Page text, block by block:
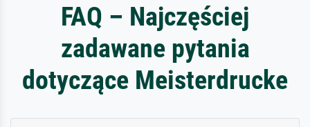
FAQ – Najczęściej
zadawane pytania
dotyczące Meisterdrucke